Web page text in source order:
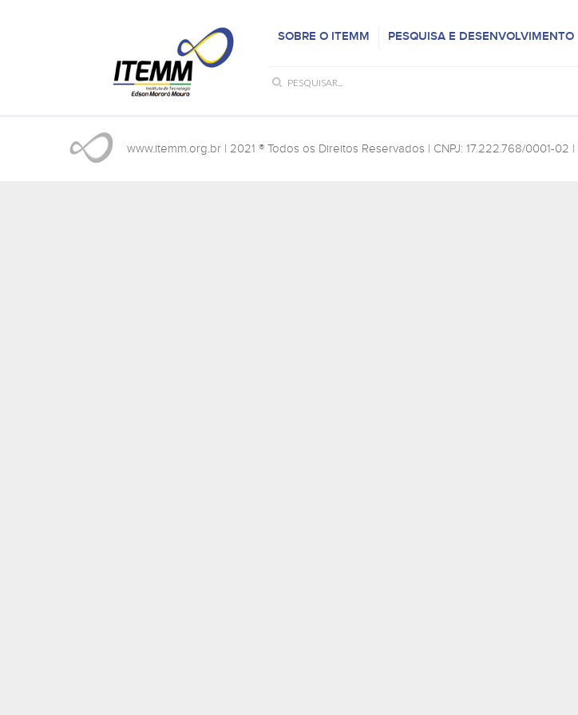
SOBRE O ITEMM PESQUISA E DESENVOLVIMENTO
www.itemm.org.br | 2021 ® Todos os Direitos Reservados | CNPJ: 17.222.768/0001-02 |